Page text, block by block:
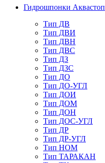
Гидрошпонки Аквастоп
Тип ДВ
Тип ДВИ
Тип ДВН
Тип ДВС
Тип ДЗ
Тип ДЗС
Тип ДО
Тип ДО-УГЛ
Тип ДОИ
Тип ДОМ
Тип ДОН
Тип ДОС-УГЛ
Тип ДР
Тип ДР-УГЛ
Тип НОМ
Тип ТАРАКАН